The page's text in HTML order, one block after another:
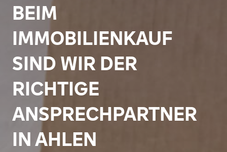
BEIM
IMMOBILIENKAUF
SIND WIR DER
RICHTIGE
ANSPRECHPARTNER
IN AHLEN